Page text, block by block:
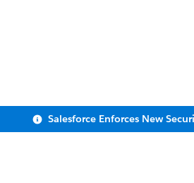
Salesforce Enforces New